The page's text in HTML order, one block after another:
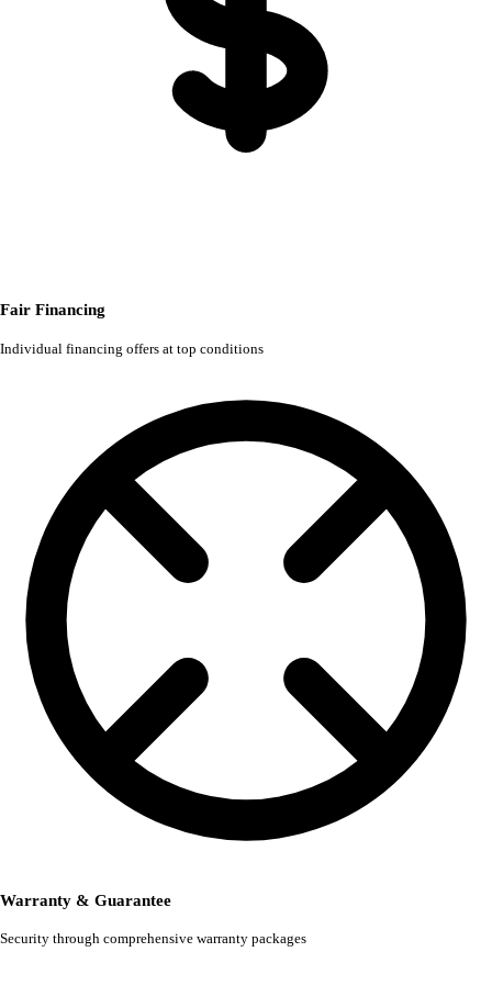
Fair Financing
Individual financing offers at top conditions
Warranty & Guarantee
Security through comprehensive warranty packages